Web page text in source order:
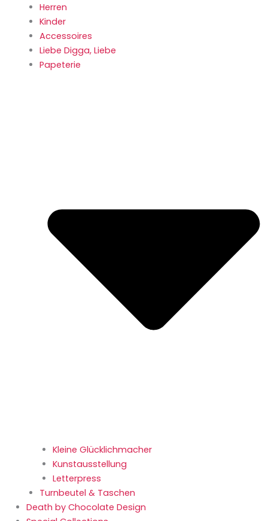
Herren
Kinder
Accessoires
Liebe Digga, Liebe
Papeterie
Kleine Glücklichmacher
Kunstausstellung
Letterpress
Turnbeutel & Taschen
Death by Chocolate Design